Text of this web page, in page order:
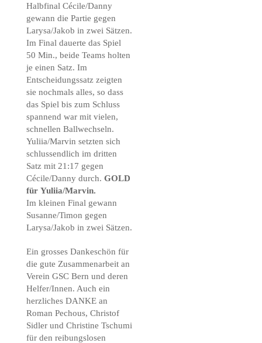
Halbfinal Cécile/Danny
gewann die Partie gegen
Larysa/Jakob in zwei Sätzen.
Im Final dauerte das Spiel
50 Min., beide Teams holten
je einen Satz. Im
Entscheidungssatz zeigten
sie nochmals alles, so dass
das Spiel bis zum Schluss
spannend war mit vielen,
schnellen Ballwechseln.
Yuliia/Marvin setzten sich
schlussendlich im dritten
Satz mit 21:17 gegen
Cécile/Danny durch. GOLD
für Yuliia/Marvin.
Im kleinen Final gewann
Susanne/Timon gegen
Larysa/Jakob in zwei Sätzen.
Ein grosses Dankeschön für
die gute Zusammenarbeit an
Verein GSC Bern und deren
Helfer/Innen. Auch ein
herzliches DANKE an
Roman Pechous, Christof
Sidler und Christine Tschumi
für den reibungslosen